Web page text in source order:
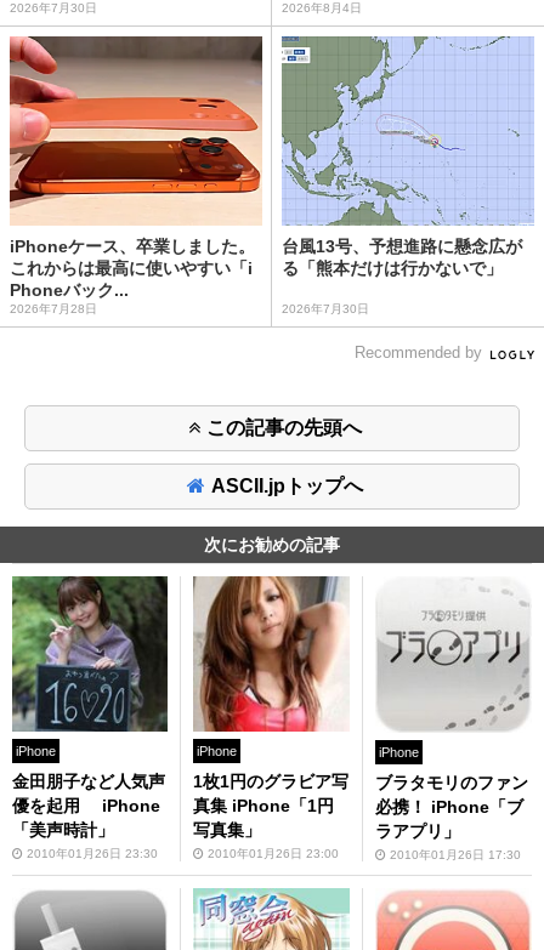
2026年7月30日 2026年8月4日
iPhoneケース、卒業しました。
これからは最高に使いやすい「i
Phoneバック...
2026年7月28日
台風13号、予想進路に懸念広が
る「熊本だけは行かないで」
2026年7月30日
Recommended by
この記事の先頭へ
ASCII.jpトップへ
次にお勧めの記事
iPhone
金田朋子など人気声
優を起用 iPhone
「美声時計」
2010年01月26日 23:30
iPhone
1枚1円のグラビア写
真集 iPhone「1円
写真集」
2010年01月26日 23:00
iPhone
ブラタモリのファン
必携！ iPhone「ブ
ラアプリ」
2010年01月26日 17:30